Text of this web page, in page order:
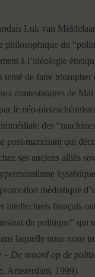
Luk van
philosophique du
à l’idéologie
tenté de faire triompher
contestataires de
le néo-
des
post-marxisant qui
ses anciens alliés
médiatique
intellectuels français
du politique” qui
laquelle nous nous
– De moord op de
Amsterdam, 1999).